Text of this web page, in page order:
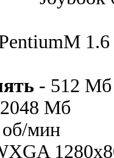
- 512 Мб
Мб
мин